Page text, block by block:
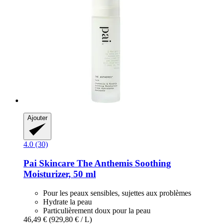
Ajouter
4.0 (30)
Pai Skincare The Anthemis Soothing
Moisturizer, 50 ml
Pour les peaux sensibles, sujettes aux problèmes
Hydrate la peau
Particulièrement doux pour la peau
46,49 € (929,80 € / L)